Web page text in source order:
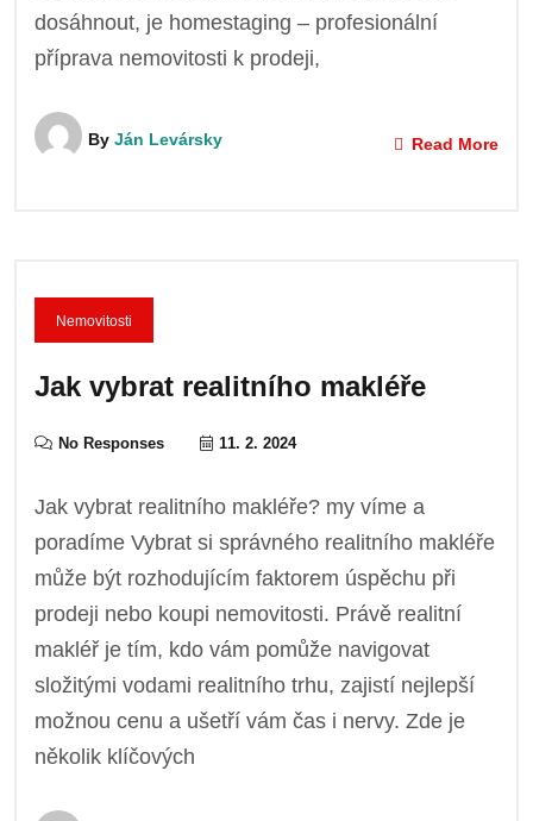
dosáhnout, je homestaging – profesionální
příprava nemovitosti k prodeji,
By Ján Levársky Read More
Nemovitosti
Jak vybrat realitního makléře
No Responses 11. 2. 2024
Jak vybrat realitního makléře? my víme a
poradíme Vybrat si správného realitního makléře
může být rozhodujícím faktorem úspěchu při
prodeji nebo koupi nemovitosti. Právě realitní
makléř je tím, kdo vám pomůže navigovat
složitými vodami realitního trhu, zajistí nejlepší
možnou cenu a ušetří vám čas i nervy. Zde je
několik klíčových